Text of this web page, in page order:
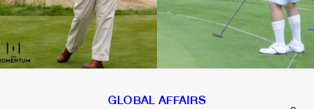
GLOBAL AFFAIRS